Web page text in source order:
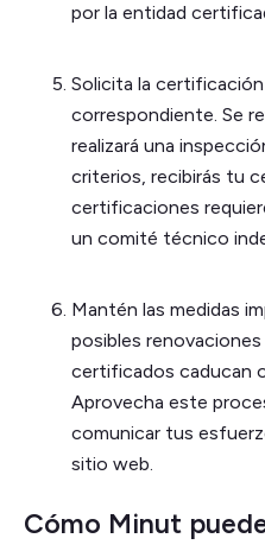
por la entidad
Solicita la
correspondiente. Se
realizará una
criterios, recibirás tu
certificaciones
un comité técnico
Mantén las medidas
posibles
certificados caducan
Aprovecha este
comunicar tus
sitio web.
Cómo Minut